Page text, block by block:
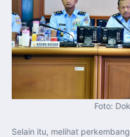
Transparansi dan
Gratis
Foto:
Selain itu, melihat